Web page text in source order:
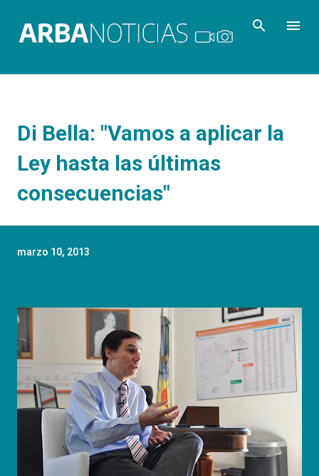
Di Bella: "Vamos a aplicar la
Ley hasta las últimas
consecuencias"
marzo 10, 2013